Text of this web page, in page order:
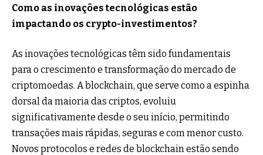
Como as inovações tecnológicas estão
impactando os crypto-investimentos?
As inovações tecnológicas têm sido fundamentais
para o crescimento e transformação do mercado de
criptomoedas. A blockchain, que serve como a espinha
dorsal da maioria das criptos, evoluiu
significativamente desde o seu início, permitindo
transações mais rápidas, seguras e com menor custo.
Novos protocolos e redes de blockchain estão sendo